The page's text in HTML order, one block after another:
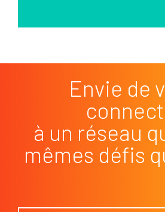
Envie de
à un réseau
mêmes défis